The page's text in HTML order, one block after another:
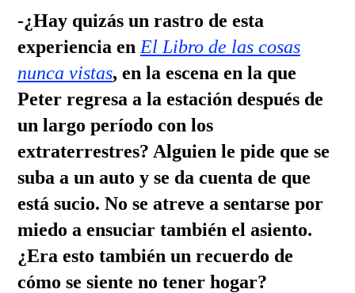
-¿Hay quizás un rastro de esta
experiencia en El Libro de las cosas
nunca vistas, en la escena en la que
Peter regresa a la estación después de
un largo período con los
extraterrestres? Alguien le pide que se
suba a un auto y se da cuenta de que
está sucio. No se atreve a sentarse por
miedo a ensuciar también el asiento.
¿Era esto también un recuerdo de
cómo se siente no tener hogar?